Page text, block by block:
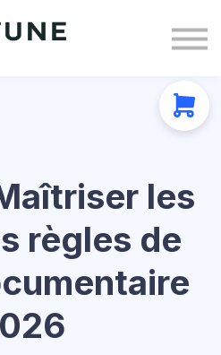
les
règles de